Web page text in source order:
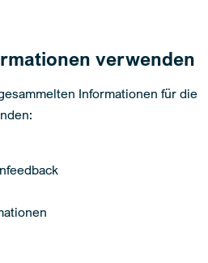
verwenden
Informationen für die